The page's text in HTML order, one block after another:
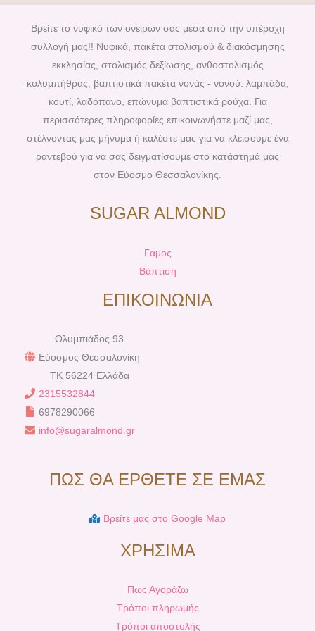
e
b
o
o
k
t
e
r
e
s
t
t
a
g
r
a
m
t
u
b
Βρείτε το νυφικό των ονείρων σας μέσα από την υπέροχη
συλλογή μας!! Νυφικά, πακέτα στολισμού & διακόσμησης
εκκλησίας, στολισμός δεξίωσης, ανθοστολισμός
κολυμπήθρας, βαπτιστικά πακέτα νονάς - νονού: λαμπάδα,
κουτί, λαδόπανο, επώνυμα βαπτιστικά ρούχα. Για
περισσότερες πληροφορίες επικοινωνήστε μαζί μας,
στέλνοντας μας μήνυμα ή καλέστε μας για να κλείσουμε ένα
ραντεβού για να σας δειγματίσουμε στο κατάστημά μας
στον Εύοσμο Θεσσαλονίκης.
SUGAR ALMOND
Γαμος
Βάπτιση
ΕΠΙΚΟΙΝΩΝΙΑ
Ολυμπιάδος 93
Εύοσμος Θεσσαλονίκη
TK 56224 Ελλάδα
2315532844
6978290066
info@sugaralmond.gr
ΠΩΣ ΘΑ ΕΡΘΕΤΕ ΣΕ ΕΜΑΣ
Βρείτε μας στο Google Map
ΧΡΗΣΙΜΑ
Πως Αγοράζω
Τρόποι πληρωμής
Τρόποι αποστολής